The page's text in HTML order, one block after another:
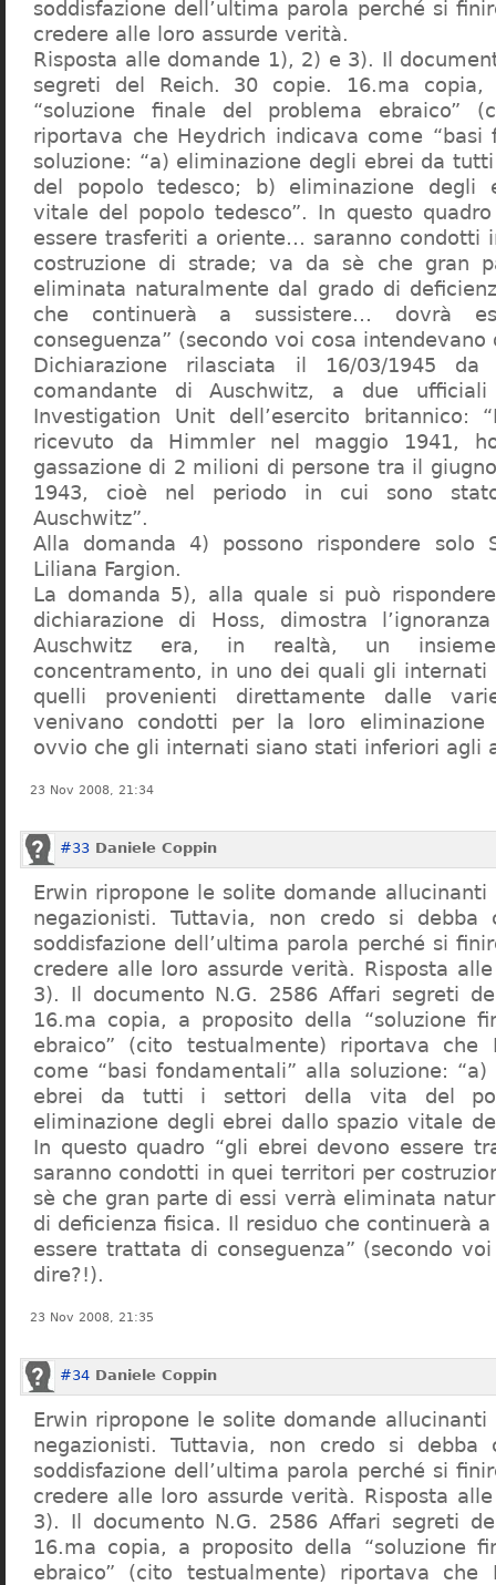
soddisfazione dell’ultima parola perché si
credere alle loro assurde verità.
Risposta alle domande 1), 2) e 3). Il
segreti del Reich. 30 copie. 16.ma copia,
“soluzione finale del problema ebraico”
riportava che Heydrich indicava come “basi
soluzione: “a) eliminazione degli ebrei da
del popolo tedesco; b) eliminazione degli
vitale del popolo tedesco”. In questo
essere trasferiti a oriente… saranno condotti
costruzione di strade; va da sè che gran
eliminata naturalmente dal grado di
che continuerà a sussistere… dovrà
conseguenza” (secondo voi cosa intendevano
Dichiarazione rilasciata il 16/03/1945
comandante di Auschwitz, a due
Investigation Unit dell’esercito britannico:
ricevuto da Himmler nel maggio 1941,
gassazione di 2 milioni di persone tra il
1943, cioè nel periodo in cui sono
Auschwitz”.
Alla domanda 4) possono rispondere solo
Liliana Fargion.
La domanda 5), alla quale si può
dichiarazione di Hoss, dimostra
Auschwitz era, in realtà, un
concentramento, in uno dei quali gli
quelli provenienti direttamente dalle
venivano condotti per la loro eliminazione
ovvio che gli internati siano stati inferiori agli
23 Nov 2008, 21:34
#33 Daniele Coppin
Erwin ripropone le solite domande
negazionisti. Tuttavia, non credo si debba
soddisfazione dell’ultima parola perché si
credere alle loro assurde verità. Risposta
3). Il documento N.G. 2586 Affari segreti
16.ma copia, a proposito della “soluzione
ebraico” (cito testualmente) riportava che
come “basi fondamentali” alla soluzione:
ebrei da tutti i settori della vita del
eliminazione degli ebrei dallo spazio vitale
In questo quadro “gli ebrei devono essere
saranno condotti in quei territori per
sè che gran parte di essi verrà eliminata
di deficienza fisica. Il residuo che continuerà
essere trattata di conseguenza” (secondo
dire?!).
23 Nov 2008, 21:35
#34 Daniele Coppin
Erwin ripropone le solite domande
negazionisti. Tuttavia, non credo si debba
soddisfazione dell’ultima parola perché si
credere alle loro assurde verità. Risposta
3). Il documento N.G. 2586 Affari segreti
16.ma copia, a proposito della “soluzione
ebraico” (cito testualmente) riportava che